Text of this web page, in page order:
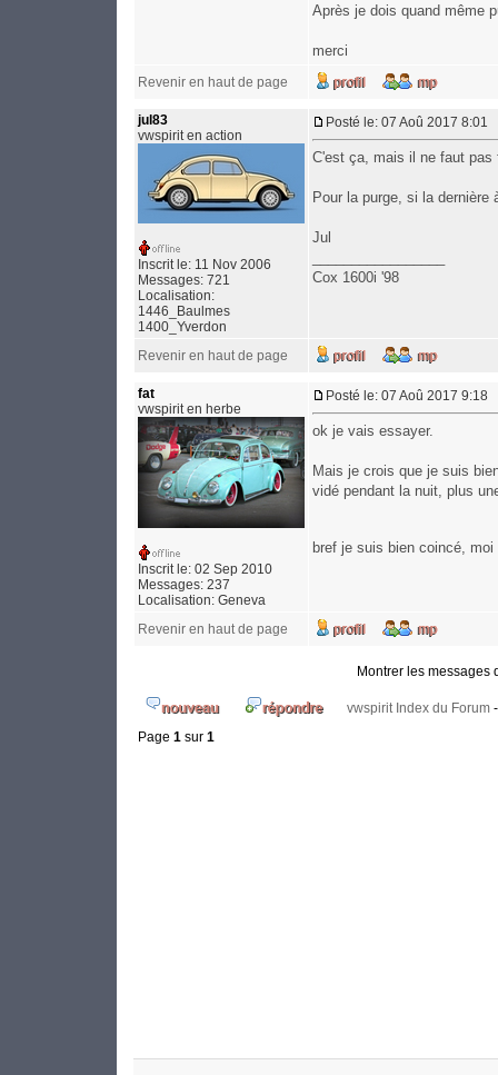
Après je dois quand même
merci
Revenir en haut de page
jul83
vwspirit en action
Inscrit le: 11 Nov 2006
Messages: 721
Localisation:
1446_Baulmes
1400_Yverdon
Posté le: 07 Aoû 2017 8:01
C'est ça, mais il ne faut pas
Pour la purge, si la
Jul
Cox 1600i '98
Revenir en haut de page
fat
vwspirit en herbe
Inscrit le: 02 Sep 2010
Messages: 237
Localisation: Geneva
Posté le: 07 Aoû 2017 9:18
ok je vais essayer.
Mais je crois que je suis
vidé pendant la nuit, plus
bref je suis bien coincé,
Revenir en haut de page
Montrer les messages
vwspirit Index du Forum
Page 1 sur 1